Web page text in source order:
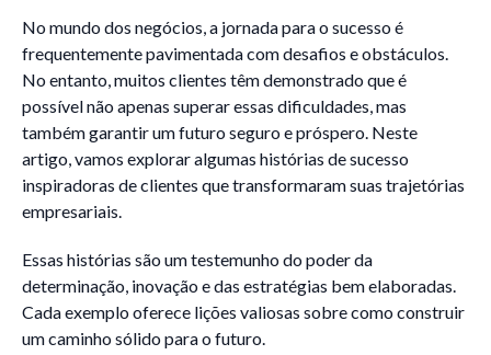
No mundo dos negócios, a jornada para o sucesso é
frequentemente pavimentada com desafios e obstáculos.
No entanto, muitos clientes têm demonstrado que é
possível não apenas superar essas dificuldades, mas
também garantir um futuro seguro e próspero. Neste
artigo, vamos explorar algumas histórias de sucesso
inspiradoras de clientes que transformaram suas trajetórias
empresariais.
Essas histórias são um testemunho do poder da
determinação, inovação e das estratégias bem elaboradas.
Cada exemplo oferece lições valiosas sobre como construir
um caminho sólido para o futuro.